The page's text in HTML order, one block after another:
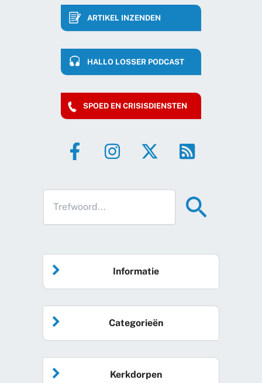
ARTIKEL INZENDEN
HALLO LOSSER PODCAST
SPOED EN CRISISDIENSTEN
Informatie
Home
Agenda
Categorieën
Algemeen nieuws
Kerkdorpen